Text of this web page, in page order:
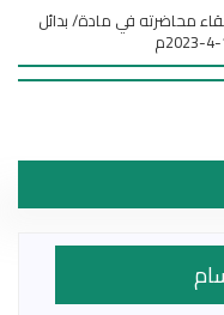
محاضرته في مادة/ بدائل